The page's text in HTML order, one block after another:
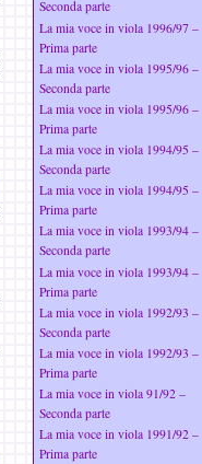
Seconda parte
La mia voce in viola 1996/97 –
Prima parte
La mia voce in viola 1995/96 –
Seconda parte
La mia voce in viola 1995/96 –
Prima parte
La mia voce in viola 1994/95 –
Seconda parte
La mia voce in viola 1994/95 –
Prima parte
La mia voce in viola 1993/94 –
Seconda parte
La mia voce in viola 1993/94 –
Prima parte
La mia voce in viola 1992/93 –
Seconda parte
La mia voce in viola 1992/93 –
Prima parte
La mia voce in viola 91/92 –
Seconda parte
La mia voce in viola 1991/92 –
Prima parte